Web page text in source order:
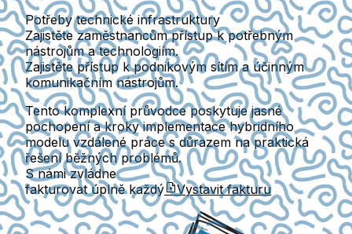
Potřeby technické infrastruktury
Zajistěte zaměstnancům přístup k potřebným
nástrojům a technologiím.
Zajistěte přístup k podnikovým sítím a účinným
komunikačním nástrojům.
Tento komplexní průvodce poskytuje jasné
pochopení a kroky implementace hybridního
modelu vzdálené práce s důrazem na praktická
řešení běžných problémů.
S námi zvládne
fakturovat úplně každý
Vystavit fakturu